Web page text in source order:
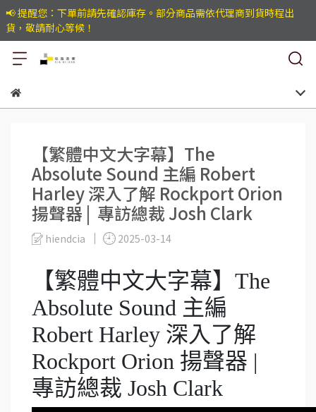
📢 提醒您：下單前請先確認庫存。部分商品需依代理商到貨時程出
貨，敬請耐心等候！
【繁體中文大字幕】The
Absolute Sound 主編 Robert
Harley 深入了解 Rockport Orion
揚聲器 | 專訪總裁 Josh Clark
hiendcia 2025-03-14
【繁體中文大字幕】The
Absolute Sound 主編
Robert Harley 深入了解
Rockport Orion 揚聲器 |
專訪總裁 Josh Clark